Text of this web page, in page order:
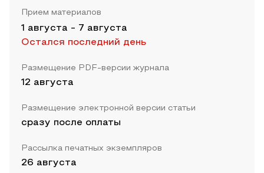
Прием материалов
1 августа - 7 августа
Остался последний день
Размещение PDF-версии журнала
12 августа
Размещение электронной версии статьи
сразу после оплаты
Рассылка печатных экземпляров
26 августа